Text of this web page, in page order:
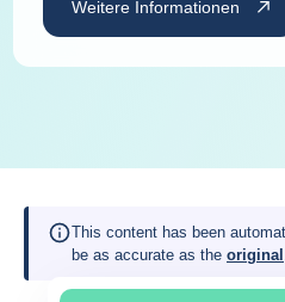
Weitere Informationen
This content has been
be as accurate as the original